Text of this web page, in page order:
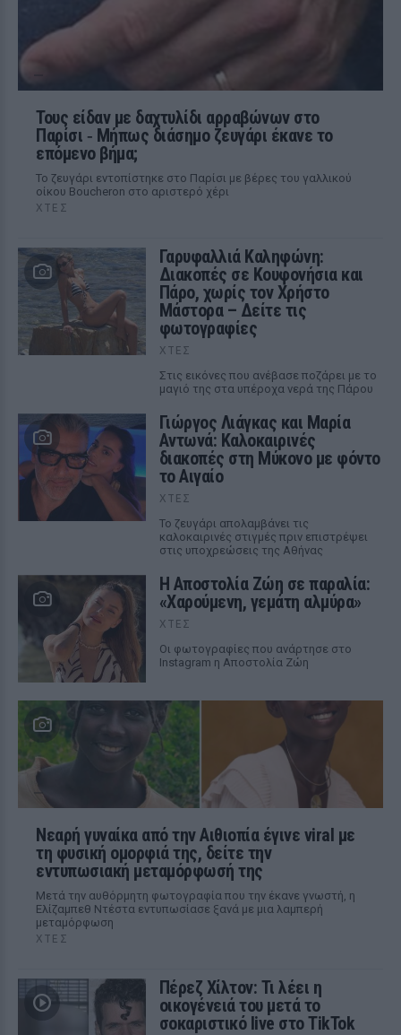
Τους είδαν με δαχτυλίδι αρραβώνων στο
Παρίσι ‑ Μήπως διάσημο ζευγάρι έκανε το
επόμενο βήμα;
Το ζευγάρι εντοπίστηκε στο Παρίσι με βέρες του γαλλικού
οίκου Boucheron στο αριστερό χέρι
ΧΤΕΣ
Γαρυφαλλιά Καληφώνη:
Διακοπές σε Κουφονήσια και
Πάρο, χωρίς τον Χρήστο
Μάστορα – Δείτε τις
φωτογραφίες
ΧΤΕΣ
Στις εικόνες που ανέβασε ποζάρει με το
μαγιό της στα υπέροχα νερά της Πάρου
Γιώργος Λιάγκας και Μαρία
Αντωνά: Καλοκαιρινές
διακοπές στη Μύκονο με φόντο
το Αιγαίο
ΧΤΕΣ
Το ζευγάρι απολαμβάνει τις
καλοκαιρινές στιγμές πριν επιστρέψει
στις υποχρεώσεις της Αθήνας
Η Αποστολία Ζώη σε παραλία:
«Χαρούμενη, γεμάτη αλμύρα»
ΧΤΕΣ
Οι φωτογραφίες που ανάρτησε στο
Instagram η Αποστολία Ζώη
Νεαρή γυναίκα από την Αιθιοπία έγινε viral με
τη φυσική ομορφιά της, δείτε την
εντυπωσιακή μεταμόρφωσή της
Μετά την αυθόρμητη φωτογραφία που την έκανε γνωστή, η
Ελίζαμπεθ Ντέστα εντυπωσίασε ξανά με μια λαμπερή
μεταμόρφωση
ΧΤΕΣ
Πέρεζ Χίλτον: Τι λέει η
οικογένειά του μετά το
σοκαριστικό live στο TikTok